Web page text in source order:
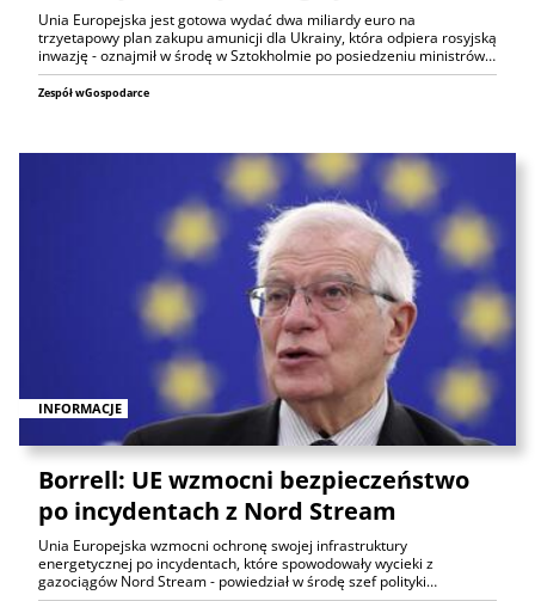
Unia Europejska jest gotowa wydać dwa miliardy euro na
trzyetapowy plan zakupu amunicji dla Ukrainy, która odpiera rosyjską
inwazję - oznajmił w środę w Sztokholmie po posiedzeniu ministrów…
Zespół wGospodarce
INFORMACJE
Borrell: UE wzmocni bezpieczeństwo
po incydentach z Nord Stream
Unia Europejska wzmocni ochronę swojej infrastruktury
energetycznej po incydentach, które spowodowały wycieki z
gazociągów Nord Stream - powiedział w środę szef polityki…